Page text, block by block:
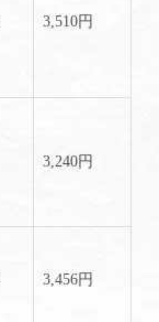
3,510円
3,240円
3,456円